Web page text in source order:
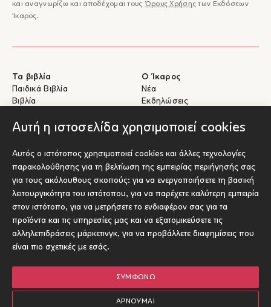
Αυτή η ιστοσελίδα χρησιμοποιεί cookies
Αυτός ο ιστότοπος χρησιμοποιεί cookies και άλλες τεχνολογίες
παρακολούθησης για τη βελτίωση της εμπειρίας περιήγησής σας
για τους ακόλουθους σκοπούς: για να ενεργοποιήσετε τη βασική
λειτουργικότητα του ιστότοπου, για να παρέχετε καλύτερη εμπειρία
στον ιστότοπο, για να μετρήσετε το ενδιαφέρον σας για τα
προϊόντα και τις υπηρεσίες μας και να εξατομικεύσετε τις
αλληλεπιδράσεις μάρκετινγκ, για να προβάλλετε διαφημίσεις που
είναι πιο σχετικές με εσάς.
ΣΥΜΦΩΝΏ
ΑΡΝΟΎΜΑΙ
και αναγνωρίζω και αποδέχομαι τους Όρους Χρήσης των Εκδόσεων
Ίκαρος.
Τα βιβλία
Παιδικά Βιβλία
Βιβλία
Ο Ίκαρος
Νέα
Εκδηλώσεις
Βοήθεια
Αποστολές & Επιστροφές
Πληρωμές & Ασφάλεια
Σχετικά με τα eBooks
Επικοινωνία
Για Συγγραφείς
Υποβολή έργου προς έκδοση
Socials